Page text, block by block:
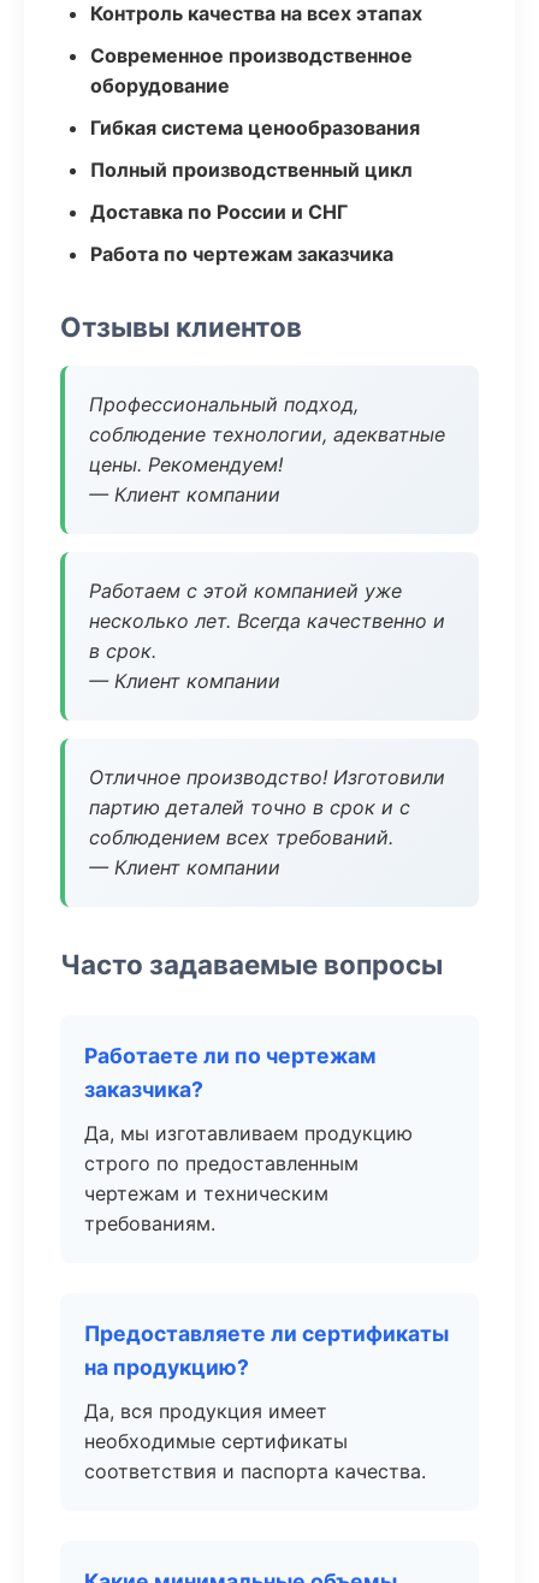
Контроль качества на всех этапах
Современное производственное
оборудование
Гибкая система ценообразования
Полный производственный цикл
Доставка по России и СНГ
Работа по чертежам заказчика
Отзывы клиентов
Профессиональный подход,
соблюдение технологии, адекватные
цены. Рекомендуем!
— Клиент компании
Работаем с этой компанией уже
несколько лет. Всегда качественно и
в срок.
— Клиент компании
Отличное производство! Изготовили
партию деталей точно в срок и с
соблюдением всех требований.
— Клиент компании
Часто задаваемые вопросы
Работаете ли по чертежам
заказчика?
Да, мы изготавливаем продукцию
строго по предоставленным
чертежам и техническим
требованиям.
Предоставляете ли сертификаты
на продукцию?
Да, вся продукция имеет
необходимые сертификаты
соответствия и паспорта качества.